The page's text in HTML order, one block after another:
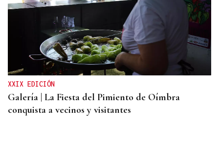
XXIX EDICIÓN
Galería | La Fiesta del Pimiento de Oímbra
conquista a vecinos y visitantes